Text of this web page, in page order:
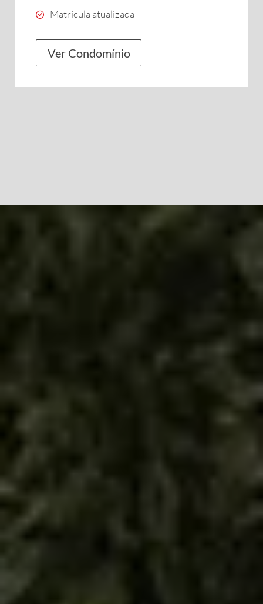
Matrícula atualizada
Ver Condomínio